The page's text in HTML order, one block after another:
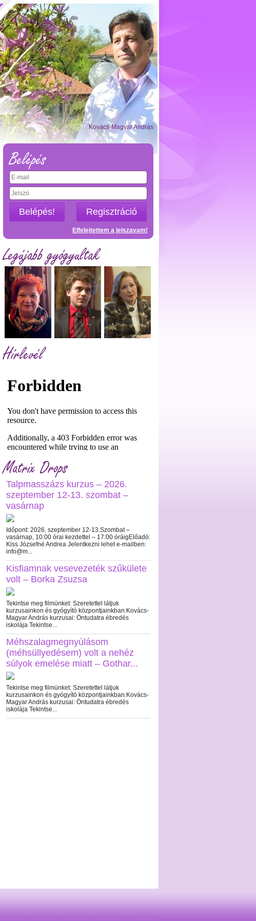
Kovács-Magyar András
Belépés
Belépés! Regisztráció
Elfelejtettem a jelszavam!
Legújabb gyógyultak
Hírlevél
Matrix Drops
Talpmasszázs kurzus – 2026.
szeptember 12-13. szombat –
vasárnap
Időpont: 2026. szeptember 12-13.Szombat –
vasárnap, 10:00 órai kezdettel – 17:00 óráigElőadó:
Kiss Józsefné Andrea Jelentkezni lehet e-mailben:
info@m...
Kisfiamnak vesevezeték szűkülete
volt – Borka Zsuzsa
Tekintse meg filmünket: Szeretettel látjuk
kurzusainkon és gyógyító központjainkban:Kovács-
Magyar András kurzusai: Öntudatra ébredés
iskolája Tekintse...
Méhszalagmegnyúlásom
(méhsüllyedésem) volt a nehéz
súlyok emelése miatt – Gothar...
Tekintse meg filmünket: Szeretettel látjuk
kurzusainkon és gyógyító központjainkban:Kovács-
Magyar András kurzusai: Öntudatra ébredés
iskolája Tekintse...